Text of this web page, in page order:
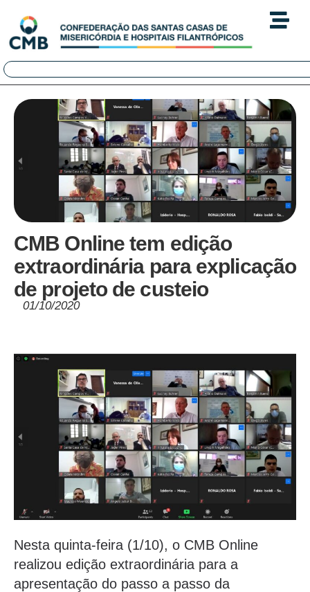
CMB Online tem edição
extraordinária para explicação
de projeto de custeio
01/10/2020
Nesta quinta-feira (1/10), o CMB Online
realizou edição extraordinária para a
apresentação do passo a passo da